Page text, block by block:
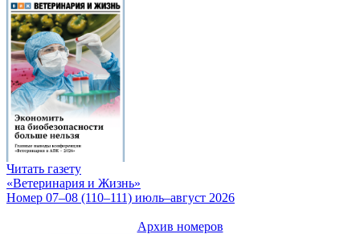
Читать газету
«Ветеринария и Жизнь»
Номер 07–08 (110–111) июль–август 2026
Архив номеров